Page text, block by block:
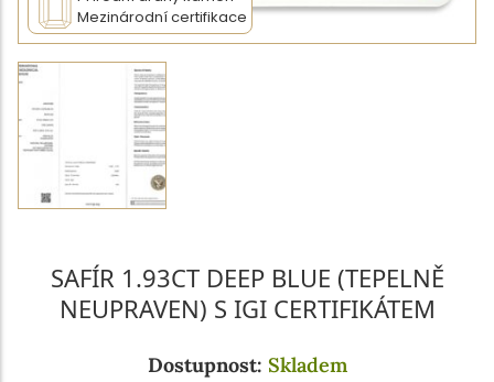
Mezinárodní certifikace
SAFÍR 1.93CT DEEP BLUE (TEPELNĚ
NEUPRAVEN) S IGI CERTIFIKÁTEM
Dostupnost: Skladem